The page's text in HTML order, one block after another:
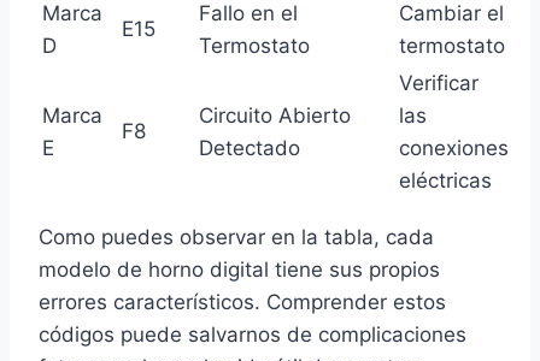
Marca
D
E15
Fallo en el
Termostato
Cambiar el
termostato
Marca
E
F8
Circuito Abierto
Detectado
Verificar
las
conexiones
eléctricas
Como puedes observar en la tabla, cada
modelo de horno digital tiene sus propios
errores característicos. Comprender estos
códigos puede salvarnos de complicaciones